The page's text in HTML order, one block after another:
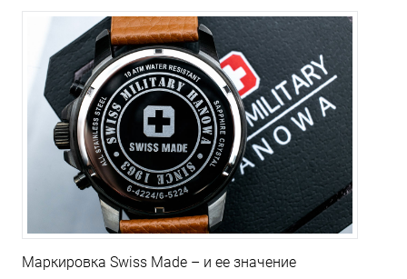
Маркировка Swiss Made – и ее значение